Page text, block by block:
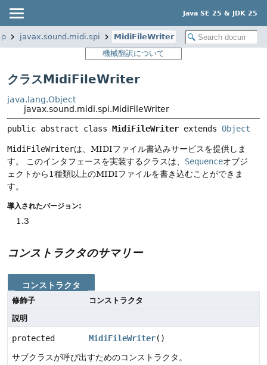
Java SE 25 & JDK 25
javax.sound.midi.spi
MidiFileWriter
機械翻訳について
クラスMidiFileWriter
java.lang.Object
javax.sound.midi.spi.MidiFileWriter
public abstract class MidiFileWriter extends Object
MidiFileWriterは、MIDIファイル書込みサービスを提供しま
す。
このインタフェースを実装するクラスは、 Sequenceオブジ
ェクトから1種類以上のMIDIファイルを書き込むことができま
す。
導入されたバージョン:
1.3
コンストラクタのサマリー
コンストラクタ
修飾子
コンストラクタ
説明
protected MidiFileWriter()
サブクラスが呼び出すためのコンストラクタ。